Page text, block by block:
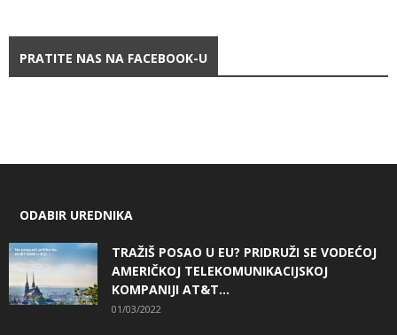
PRATITE NAS NA FACEBOOK-U
ODABIR UREDNIKA
TRAŽIŠ POSAO U EU? PRIDRUŽI SE VODEĆOJ
AMERIČKOJ TELEKOMUNIKACIJSKOJ
KOMPANIJI AT&T...
01/03/2022